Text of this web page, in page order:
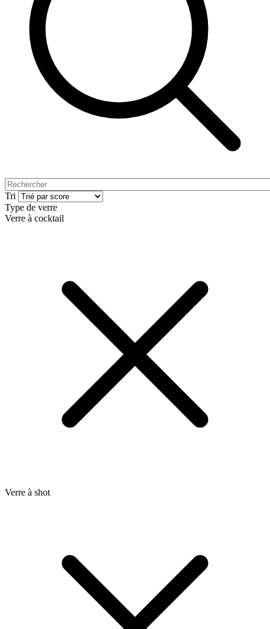
Tri
Type de verre
Verre à cocktail
Verre à shot